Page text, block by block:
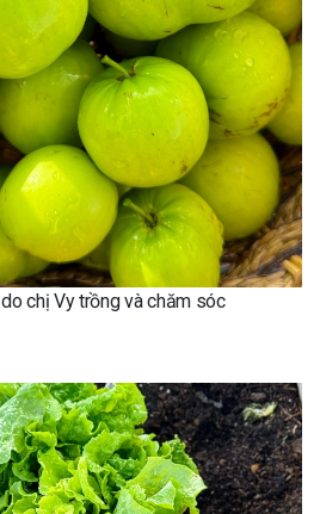
chị Vy trồng và chăm sóc